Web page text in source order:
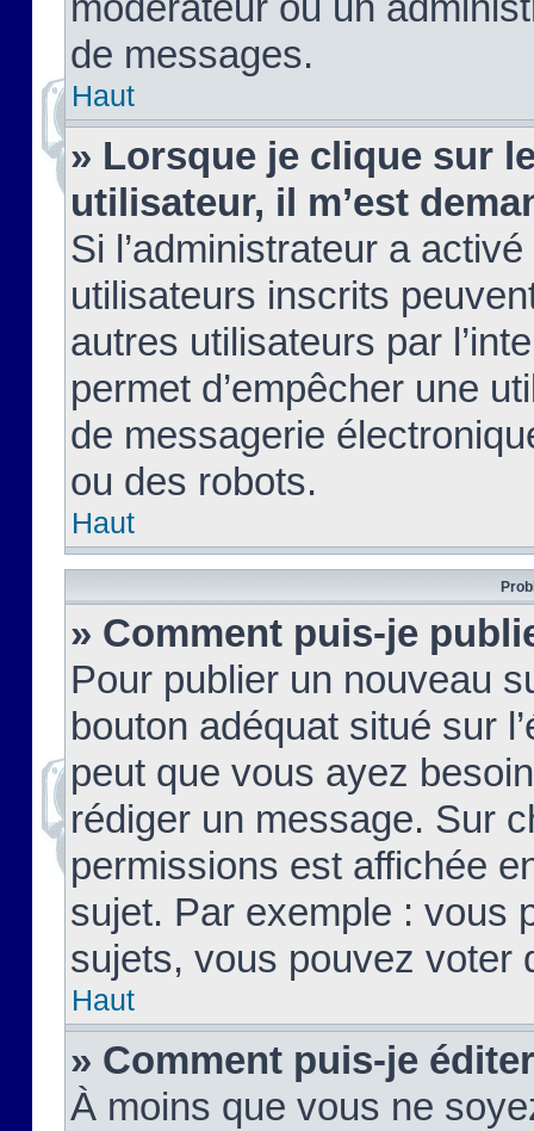
de messages.
Haut
» Lorsque je clique sur
utilisateur, il m’est
Si l’administrateur a
utilisateurs inscrits
autres utilisateurs par
permet d’empêcher une
de messagerie
ou des robots.
Haut
» Comment puis-je
Pour publier un nouveau
bouton adéquat situé sur
peut que vous ayez
rédiger un message. Sur
permissions est affichée
sujet. Par exemple : vous
sujets, vous pouvez voter
Haut
» Comment puis-je
À moins que vous ne